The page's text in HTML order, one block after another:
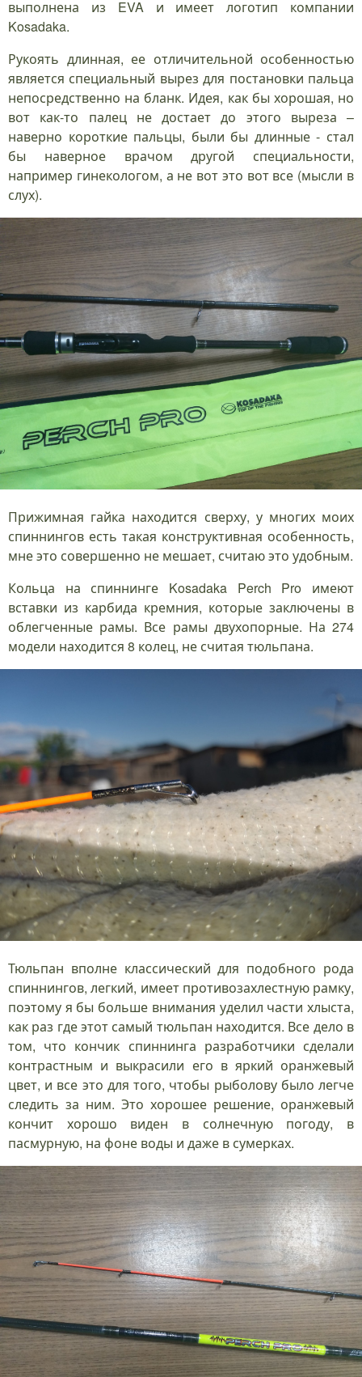
выполнена из EVA и имеет логотип компании
Kosadaka.
Рукоять длинная, ее отличительной особенностью
является специальный вырез для постановки пальца
непосредственно на бланк. Идея, как бы хорошая, но
вот как-то палец не достает до этого выреза –
наверно короткие пальцы, были бы длинные - стал
бы наверное врачом другой специальности,
например гинекологом, а не вот это вот все (мысли в
слух).
Прижимная гайка находится сверху, у многих моих
спиннингов есть такая конструктивная особенность,
мне это совершенно не мешает, считаю это удобным.
Кольца на спиннинге Kosadaka Perch Pro имеют
вставки из карбида кремния, которые заключены в
облегченные рамы. Все рамы двухопорные. На 274
модели находится 8 колец, не считая тюльпана.
Тюльпан вполне классический для подобного рода
спиннингов, легкий, имеет противозахлестную рамку,
поэтому я бы больше внимания уделил части хлыста,
как раз где этот самый тюльпан находится. Все дело в
том, что кончик спиннинга разработчики сделали
контрастным и выкрасили его в яркий оранжевый
цвет, и все это для того, чтобы рыболову было легче
следить за ним. Это хорошее решение, оранжевый
кончит хорошо виден в солнечную погоду, в
пасмурную, на фоне воды и даже в сумерках.